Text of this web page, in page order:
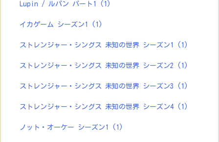
Lupin / ルパン パート1 (1)
イカゲーム シーズン1 (1)
ストレンジャー・シングス 未知の世界 シーズン1 (1)
ストレンジャー・シングス 未知の世界 シーズン2 (1)
ストレンジャー・シングス 未知の世界 シーズン3 (1)
ストレンジャー・シングス 未知の世界 シーズン4 (1)
ノット・オーケー シーズン1 (1)